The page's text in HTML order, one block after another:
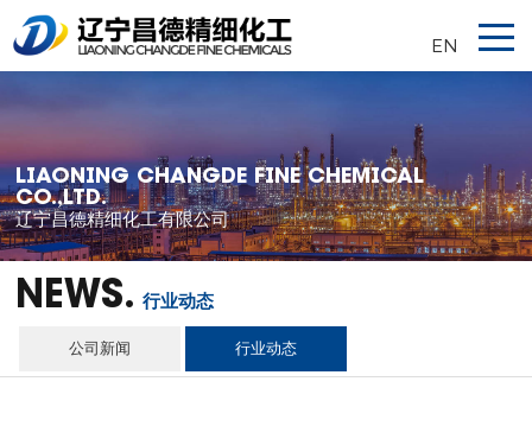
EN
LIAONING CHANGDE FINE CHEMICAL
CO.,LTD.
辽宁昌德精细化工有限公司
NEWS. 行业动态
公司新闻 行业动态